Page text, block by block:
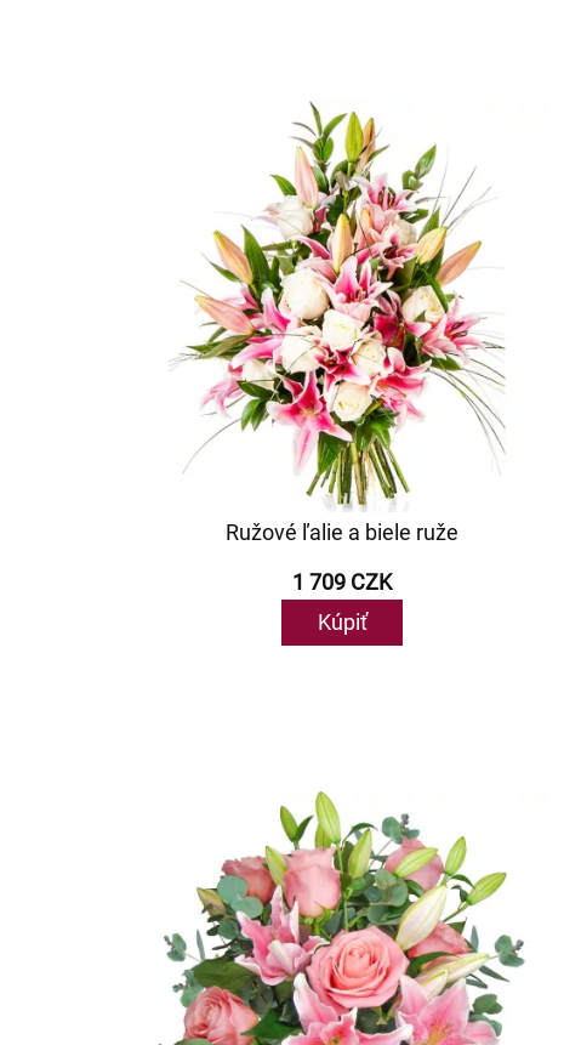
Ružové ľalie a biele ruže
1 709 CZK
Kúpiť